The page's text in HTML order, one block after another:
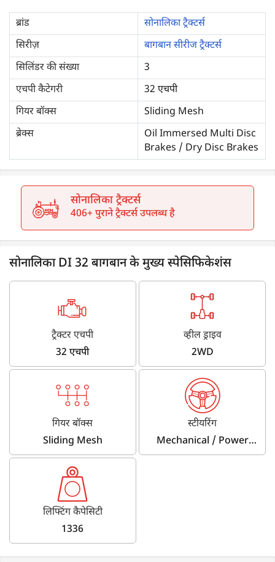
ब्रांड
सोनालिका ट्रैक्टर्स
सिरीज़
बागबान सीरीज ट्रैक्टर्स
सिलिंडर की संख्या
3
एचपी कैटेगरी
32 एचपी
गियर बॉक्स
Sliding Mesh
ब्रेक्स
Oil Immersed Multi Disc
Brakes / Dry Disc Brakes
सोनालिका ट्रैक्टर्स
406+ पुराने ट्रैक्टर्स उपलब्ध है
सोनालिका DI 32 बागबान के मुख्य स्पेसिफिकेशंस
ट्रैक्टर एचपी
32 एचपी
व्हील ड्राइव
2WD
गियर बॉक्स
Sliding Mesh
स्टीयरिंग
Mechanical / Power
Steering
लिफ्टिंग कैपेसिटी
1336